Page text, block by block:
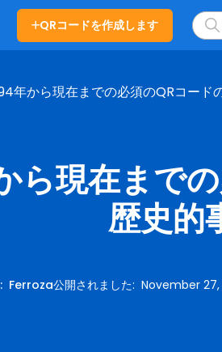
QRコードを作成します
年から現在までの必須のQRコード
ら現在まで
歴史的
: Ferroza公開されました: November 27,